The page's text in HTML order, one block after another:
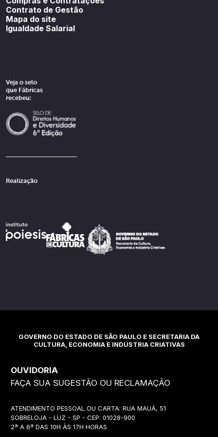
Contrato de Gestão
Mapa do site
Igualdade Salarial
Veja o selo
que Fábricas
recebeu:
Realização
GOVERNO DO ESTADO DE SÃO PAULO E SECRETARIA DA
CULTURA, ECONOMIA E INDÚSTRIA CRIATIVAS
OUVIDORIA
FAÇA SUA SUGESTÃO OU RECLAMAÇÃO
ATENDIMENTO PESSOAL OU CARTA: RUA MAUÁ, 51
SOBRELOJA - LUZ - SP - CEP: 01028-900
2ª A 6ª DAS 10H ÀS 17H HORAS